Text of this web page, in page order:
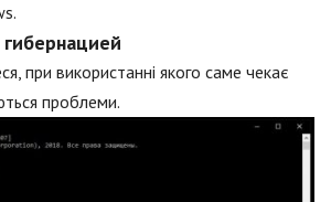
гибернацией
при використанні якого саме чекає
проблеми.